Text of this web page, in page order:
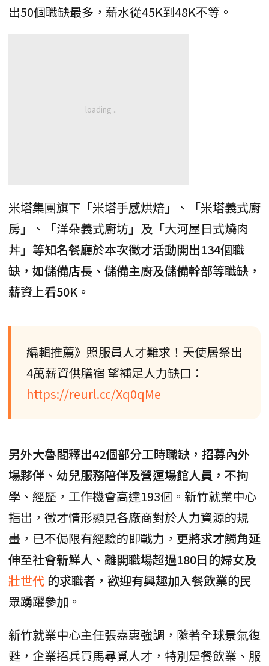
出50個職缺最多，薪水從45K到48K不等。
米塔集團旗下「米塔手感烘焙」、「米塔義式廚
房」、「洋朵義式廚坊」及「大河屋日式燒肉
丼」 等知名餐廳於本次徵才活動開出134個職
缺，如儲備店長、儲備主廚及儲備幹部等職缺，
薪資上看50K。
編輯推薦》照服員人才難求！天使居祭出
4萬薪資供膳宿 望補足人力缺口：
https://reurl.cc/Xq0qMe
另外大魯閣釋出42個部分工時職缺，招募內外
場夥伴、幼兒服務陪伴及營運場館人員， 不拘
學、經歷，工作機會高達193個。新竹就業中心
指出，徵才情形顯見各廠商對於人力資源的規
畫，已不侷限有經驗的即戰力， 更將求才觸角延
伸至社會新鮮人、離開職場超過180日的婦女及
壯世代 的求職者，歡迎有興趣加入餐飲業的民
眾踴躍參加。
新竹就業中心主任張嘉惠強調，隨著全球景氣復
甦，企業招兵買馬尋覓人才，特別是餐飲業、服